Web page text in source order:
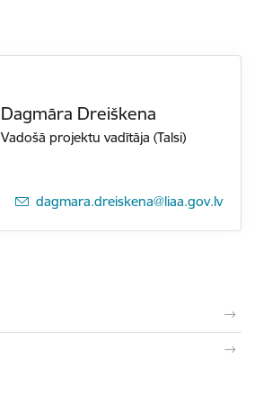
Dagmāra Dreiškena
Vadošā projektu vadītāja (Talsi)
E-pasts:
dagmara.dreiskena@liaa.gov.lv